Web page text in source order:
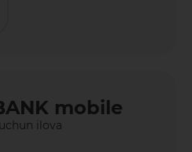
mobile
ilova